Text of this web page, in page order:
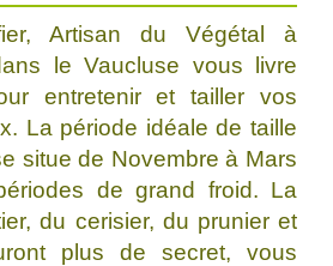
Artisan du Végétal à
le Vaucluse vous livre
entretenir et tailler vos
La période idéale de taille
situe de Novembre à Mars
de grand froid. La
du cerisier, du prunier et
plus de secret, vous